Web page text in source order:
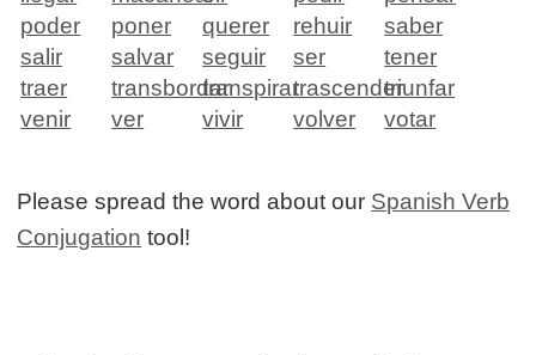
poder
poner querer rehuir
saber
salir
salvar seguir ser
tener
traer
transbordartranspirartrascendertriunfar
venir
ver vivir volver votar
Please spread the word about our Spanish Verb
Conjugation tool!